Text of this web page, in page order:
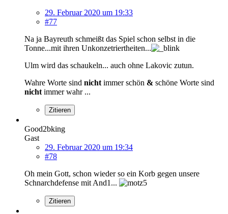
29. Februar 2020 um 19:33
#77
Na ja Bayreuth schmeißt das Spiel schon selbst in die
Tonne...mit ihren Unkonzetriertheiten...
Ulm wird das schaukeln... auch ohne Lakovic zutun.
Wahre Worte sind nicht immer schön & schöne Worte sind
nicht immer wahr ...
Zitieren
Good2bking
Gast
29. Februar 2020 um 19:34
#78
Oh mein Gott, schon wieder so ein Korb gegen unsere
Schnarchdefense mit And1...
Zitieren